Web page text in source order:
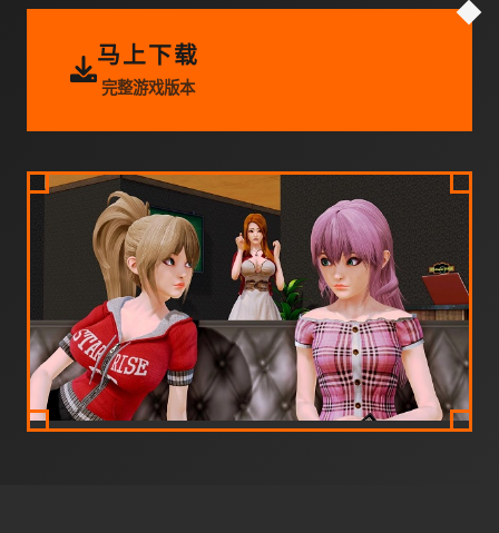
马上下载
完整游戏版本